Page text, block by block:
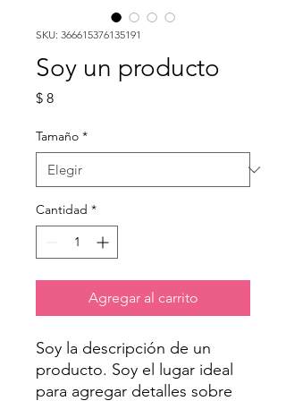
SKU: 366615376135191
Soy un producto
$ 8Precio
Tamaño *
Cantidad *
Agregar al carrito
Soy la descripción de un
producto. Soy el lugar ideal
para agregar detalles sobre